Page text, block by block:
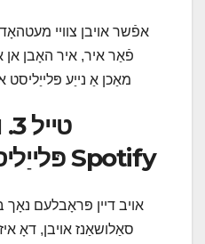
אפֿשר אויבן צוויי
פֿאַר איר, איר האָבן אן
מאַכן אַ נייַע פּלייַליסט און לייגן 15
Spotify פּלייַליסט אָן פּרעמיום
אויב דיין פּראָבלעם נאָך
סאַלושאַנז אויבן, דאָ איז